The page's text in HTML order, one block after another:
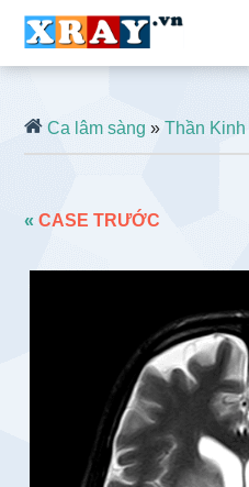
Ca lâm sàng »Thần Kinh
«CASE TRƯỚC